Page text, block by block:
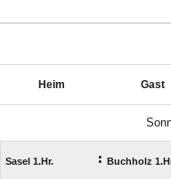
Heim Gast
Sasel 1.Hr. : Buchholz